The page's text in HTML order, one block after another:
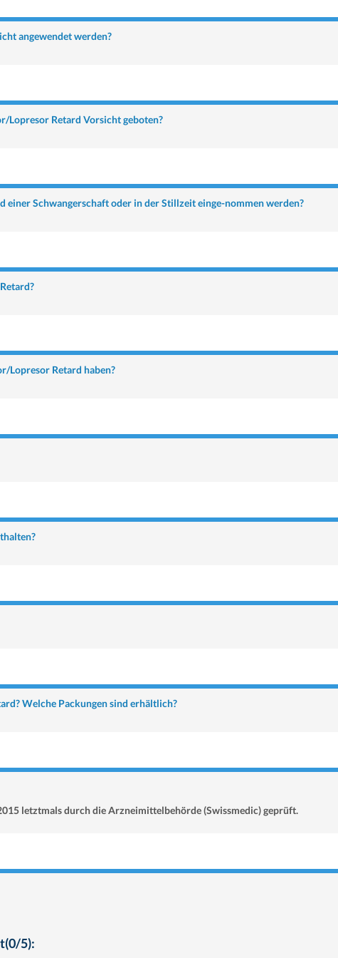
angewendet werden?
Lopresor Retard Vorsicht geboten?
einer Schwangerschaft oder in der Stillzeit einge-nommen werden?
Lopresor Retard haben?
Welche Packungen sind erhältlich?
letztmals durch die Arzneimittelbehörde (Swissmedic) geprüft.
5):